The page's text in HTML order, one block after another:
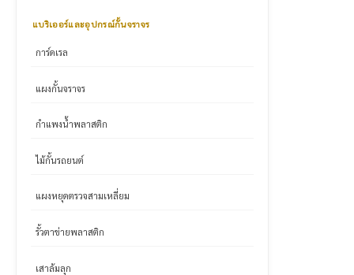
แบริเออร์และอุปกรณ์กั้นจราจร
การ์ดเรล
แผงกั้นจราจร
กำแพงน้ำพลาสติก
ไม้กั้นรถยนต์
แผงหยุดตรวจสามเหลี่ยม
รั้วตาข่ายพลาสติก
เสาล้มลุก